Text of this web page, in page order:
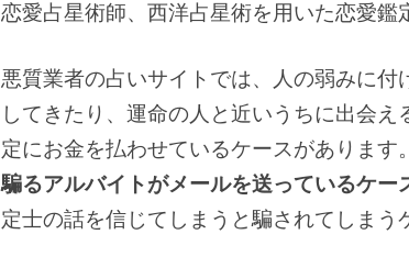
恋愛占星術師、西洋占星術を用いた恋愛鑑
悪質業者の占いサイトでは、人の弱みに
してきたり、運命の人と近いうちに出会
定にお金を払わせているケースがあります
騙るアルバイトがメールを送っているケー
定士の話を信じてしまうと騙されてしまう